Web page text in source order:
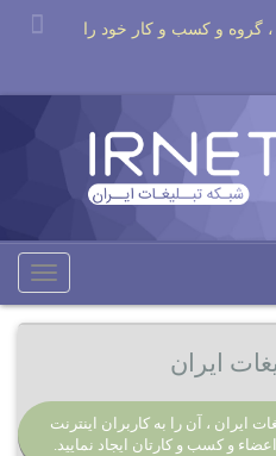
، گروه و کسب و کار خود را
Toggle
ایران
ایران ، آن را به کاربران اینترنت
و کسب و کارتان ایجاد نمایید.